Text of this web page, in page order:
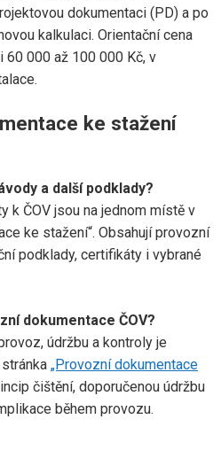
dokumentaci (PD) a po
kalkulaci. Orientační cena
60 000 až 100 000 Kč, v
ke stažení
a další podklady?
k ČOV jsou na jednom místě v
ke stažení“. Obsahují provozní
podklady, certifikáty i vybrané
dokumentace ČOV?
údržbu a kontroly je
„Provozní dokumentace
čištění, doporučenou údržbu
během provozu.